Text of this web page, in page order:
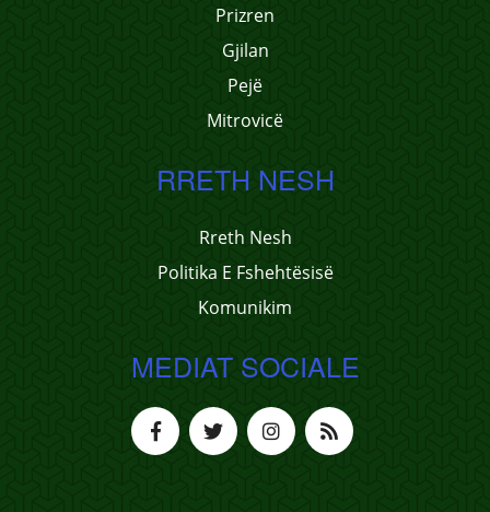
Prizren
Gjilan
Pejë
Mitrovicë
RRETH NESH
Rreth Nesh
Politika E Fshehtësisë
Komunikim
MEDIAT SOCIALE